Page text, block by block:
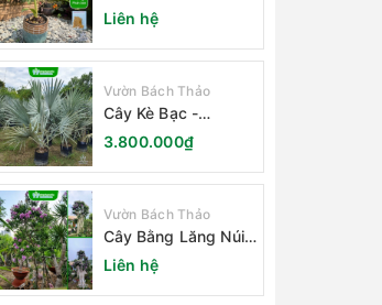
Liên hệ
Vườn Bách Thảo
Cây Kè Bạc -
Smarckia Nobilis
3.800.000₫
Vườn Bách Thảo
Cây Bằng Lăng Núi
(Cây Săng Lẻ)
Liên hệ